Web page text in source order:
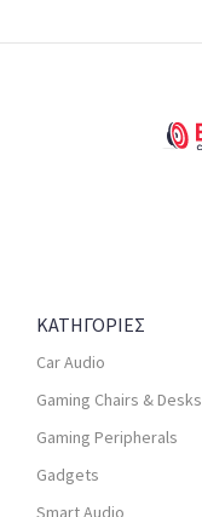
ΚΑΤΗΓΟΡΙΕΣ
Car Audio
Gaming Chairs & Desks
Gaming Peripherals
Gadgets
Smart Audio